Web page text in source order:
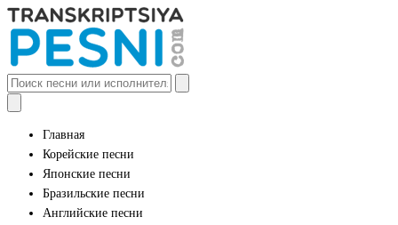
Главная
Корейские песни
Японские песни
Бразильские песни
Английские песни